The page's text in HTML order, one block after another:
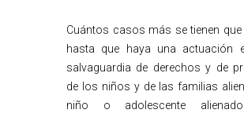
Cuántos casos más se tienen
hasta que haya una actuación
salvaguardia de derechos y de
de los niños y de las familias
niño o adolescente